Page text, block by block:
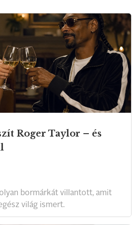
Roger Taylor – és
bormárkát villantott, amit
világ ismert.